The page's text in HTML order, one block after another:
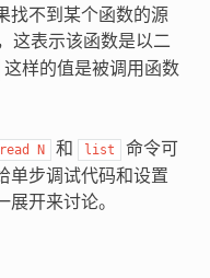
找不到某个函数的源
这表示该函数是以二
这样的值是被调用函数
N 和 list
命令可
单步调试代码和设置
展开来讨论。